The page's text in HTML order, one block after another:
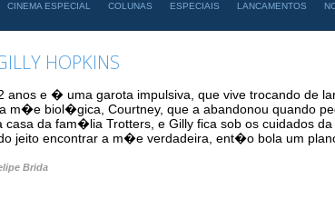
CINEMA ESPECIAL COLUNAS ESPECIAIS LANCAMENTOS
HOPKINS
anos e � uma garota impulsiva, que vive trocando de
m�e biol�gica, Courtney, que a abandonou quando
da fam�lia Trotters, e Gilly fica sob os cuidados
jeito encontrar a m�e verdadeira, ent�o bola um
Brida